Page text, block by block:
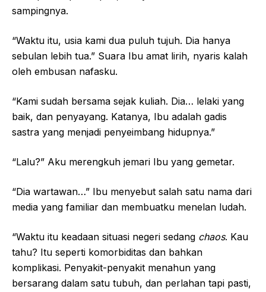
sampingnya.
“Waktu itu, usia kami dua puluh tujuh. Dia hanya
sebulan lebih tua.” Suara Ibu amat lirih, nyaris kalah
oleh embusan nafasku.
“Kami sudah bersama sejak kuliah. Dia… lelaki yang
baik, dan penyayang. Katanya, Ibu adalah gadis
sastra yang menjadi penyeimbang hidupnya.”
“Lalu?” Aku merengkuh jemari Ibu yang gemetar.
“Dia wartawan…” Ibu menyebut salah satu nama dari
media yang familiar dan membuatku menelan ludah.
“Waktu itu keadaan situasi negeri sedang chaos. Kau
tahu? Itu seperti komorbiditas dan bahkan
komplikasi. Penyakit-penyakit menahun yang
bersarang dalam satu tubuh, dan perlahan tapi pasti,